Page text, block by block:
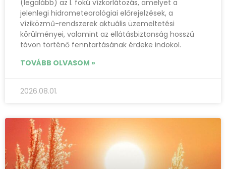
(legalább) az I. fokú vízkorlátozás, amelyet a
jelenlegi hidrometeorológiai előrejelzések, a
víziközmű-rendszerek aktuális üzemeltetési
körülményei, valamint az ellátásbiztonság hosszú
távon történő fenntartásának érdeke indokol.
TOVÁBB OLVASOM »
2026.08.01.